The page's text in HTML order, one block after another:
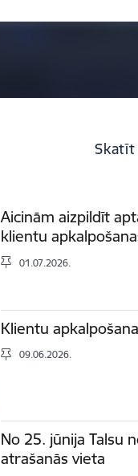
Skatīt
Aicinām aizpildīt
klientu
01.07.2026.
Klientu
09.06.2026.
No 25. jūnija Talsu
atrašanās vieta